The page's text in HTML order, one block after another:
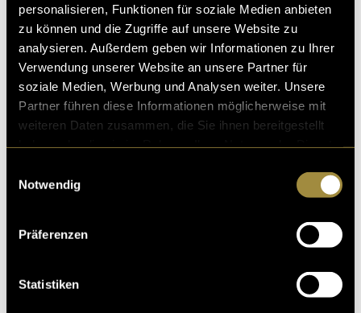
personalisieren, Funktionen für soziale Medien anbieten
zu können und die Zugriffe auf unsere Website zu
analysieren. Außerdem geben wir Informationen zu Ihrer
Verwendung unserer Website an unsere Partner für
soziale Medien, Werbung und Analysen weiter. Unsere
Partner führen diese Informationen möglicherweise mit
weiteren Daten zusammen, die Sie ihnen bereitgestellt
Notwendig
Präferenzen
Statistiken